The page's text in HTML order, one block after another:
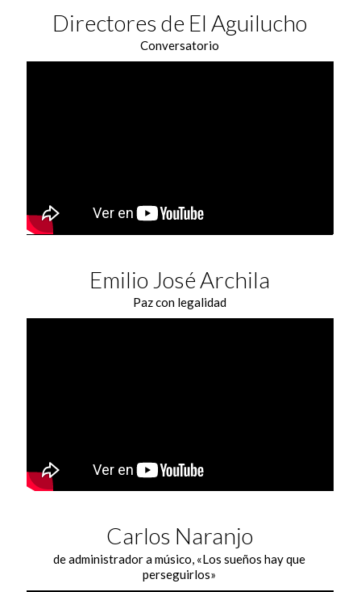
Directores de El Aguilucho
Conversatorio
Emilio José Archila
Paz con legalidad
Carlos Naranjo
de administrador a músico, «Los sueños hay que
perseguirlos»